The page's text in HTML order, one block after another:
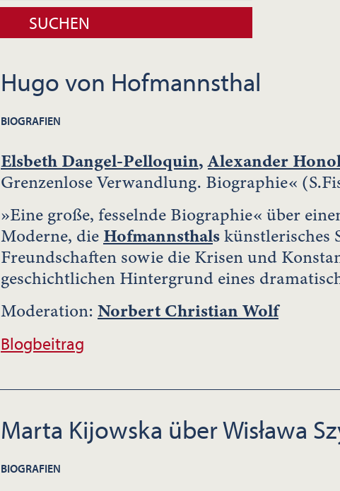
Hugo von Hofmannsthal
BIOGRAFIEN
Elsbeth Dangel-Pelloquin,Alexander
Grenzenlose Verwandlung. Biographie«
»Eine große, fesselnde Biographie« über
Moderne, die Hofmannsthalskünstlerisches
Freundschaften sowie die Krisen und
geschichtlichen Hintergrund eines
Moderation: Norbert Christian Wolf
Blogbeitrag
Marta Kijowska über Wisława
BIOGRAFIEN